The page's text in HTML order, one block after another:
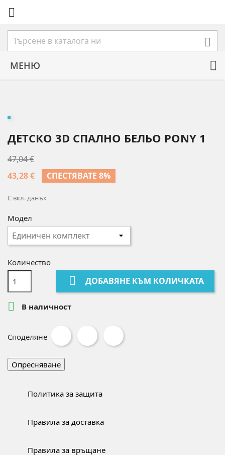


МЕНЮ
ДЕТСКО 3D СПАЛНО БЕЛЬО PONY 1
47,04 €
43,28 €
СПЕСТЯВАТЕ 8%
С вкл. данък
Модел
Количество
 ДОБАВЯНЕ КЪМ КОЛИЧКАТА
 В наличност
Споделяне
Политика за защита
Правила за доставка
Правила за връщане